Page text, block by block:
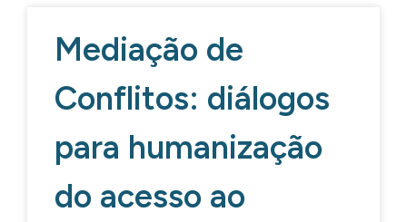
Mediação de
Conflitos: diálogos
para humanização
do acesso ao